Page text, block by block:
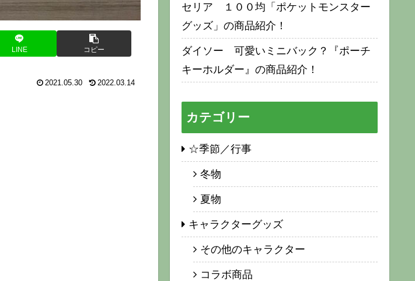
LINE コピー
2021.05.30 2022.03.14
セリア １００均「ポケットモンスター
グッズ」の商品紹介！
ダイソー 可愛いミニバック？『ポーチ
キーホルダー』の商品紹介！
カテゴリー
☆季節／行事
冬物
夏物
キャラクターグッズ
その他のキャラクター
コラボ商品